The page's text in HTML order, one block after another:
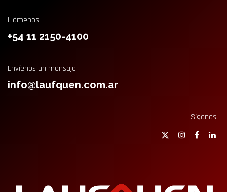
Llámenos
+54 11 2150-4100
Envíenos un mensaje
info@laufquen.com.ar
Síganos